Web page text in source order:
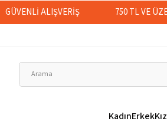
GÜVENLİ ALIŞVERİŞ 750 TL VE
KadınErkek